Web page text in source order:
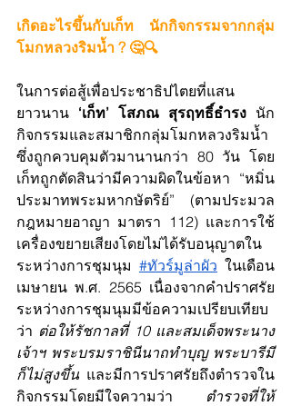
เกิดอะไรขึ้นกับเก็ท นักกิจกรรมจากกลุ่ม
โมกหลวงริมน้ำ ? 🤔🔍
ในการต่อสู้เพื่อประชาธิปไตยที่แสน
ยาวนาน ‘เก็ท’ โสภณ สุรฤทธิ์ธำรง นัก
กิจกรรมและสมาชิกกลุ่มโมกหลวงริมน้ำ
ซึ่งถูกควบคุมตัวมานานกว่า 80 วัน โดย
เก็ทถูกตัดสินว่ามีความผิดในข้อหา “หมิ่น
ประมาทพระมหากษัตริย์” (ตามประมวล
กฎหมายอาญา มาตรา 112) และการใช้
เครื่องขยายเสียงโดยไม่ได้รับอนุญาตใน
ระหว่างการชุมนุม #ทัวร์มูล่าผัว ในเดือน
เมษายน พ.ศ. 2565 เนื่องจากคำปราศรัย
ระหว่างการชุมนุมมีข้อความเปรียบเทียบ
ว่า ต่อให้รัชกาลที่ 10 และสมเด็จพระนาง
เจ้าฯ พระบรมราชินีนาถทำบุญ พระบารีมี
ก็ไม่สูงขึ้น และมีการปราศรัยถึงตำรวจใน
กิจกรรมโดยมีใจความว่า ตำรวจที่ให้